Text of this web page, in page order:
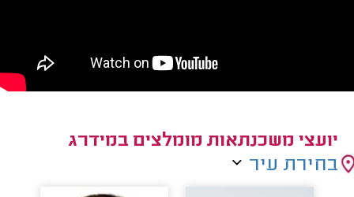
יועצי משכנתאות מומלצים במידרג
בחירת עיר